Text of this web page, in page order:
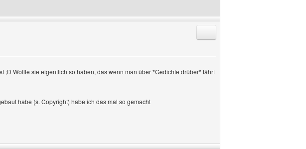
Wollte sie eigentlich so haben, das wenn man über *Gedichte drüber* fährt
habe (s. Copyright) habe ich das mal so gemacht